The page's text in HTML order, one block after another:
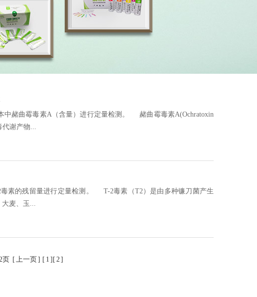
赭曲霉毒素A（含量）进行定量检测。 赭曲霉毒素A(Ochratoxin
代谢产物...
素的残留量进行定量检测。 T-2毒素（T2）是由多种镰刀菌产生
大麦、玉...
页 [ 上一页 ] [ 1 ][ 2]